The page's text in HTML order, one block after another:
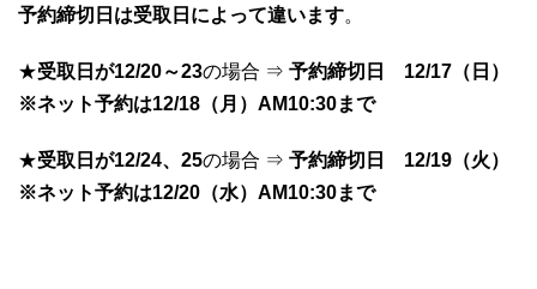
予約締切日は受取日によって違います。
★受取日が12/20～23の場合 ⇒ 予約締切日 12/17（日）
※ネット予約は12/18（月）AM10:30まで
★受取日が12/24、25の場合 ⇒ 予約締切日 12/19（火）
※ネット予約は12/20（水）AM10:30まで